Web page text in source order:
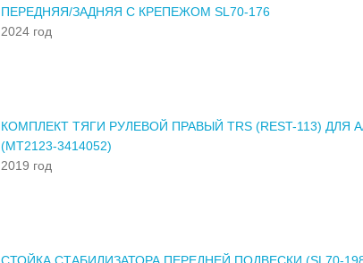
ПЕРЕДНЯЯ/ЗАДНЯЯ С КРЕПЕЖОМ SL70-176
2024 год
КОМПЛЕКТ ТЯГИ РУЛЕВОЙ ПРАВЫЙ TRS (REST-113) ДЛЯ
(МТ2123-3414052)
2019 год